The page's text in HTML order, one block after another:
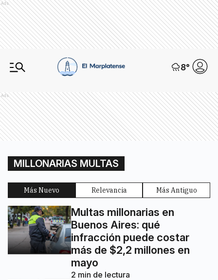
Ads
8°
Ads
MILLONARIAS MULTAS
Más Nuevo Relevancia Más Antiguo
Multas millonarias en
Buenos Aires: qué
infracción puede costar
más de $2,2 millones en
mayo
2 min de lectura